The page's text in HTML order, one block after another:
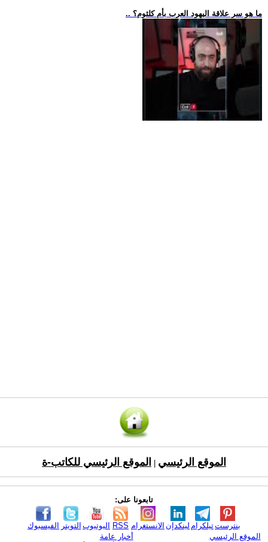
.. ما هو سر علاقة اليهود العرب بأم كلثوم؟
الموقع الرئيسي الموقع الرئيسي للكاتب-ة
تابعونا على:
الفيسبوك التويتر اليوتيوب RSS الانستغرام لينكدإن تيلكرامبنترست
الموقع الرئيسي
أخبار عامة